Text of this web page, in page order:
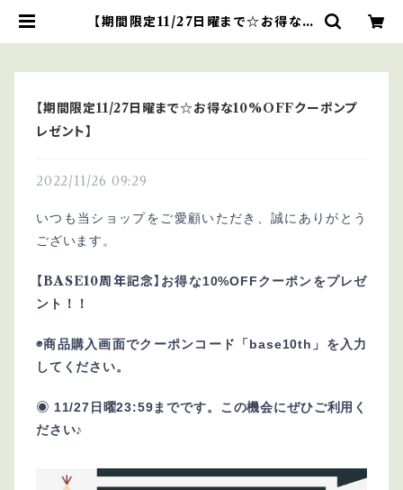
【期間限定11/27日曜まで☆お得な1
【期間限定11/27日曜まで☆お得な10%OFFクーポンプ
レゼント】
2022/11/26 09:29
いつも当ショップをご愛顧いただき、誠にありがとう
ございます。
【BASE10周年記念】 お得な10%OFFクーポンをプレゼ
ント！！
◉商品購入画面でクーポンコード「base10th」を入力
してください。
◉ 11/27日曜23:59までです。この機会にぜひご利用く
ださい♪